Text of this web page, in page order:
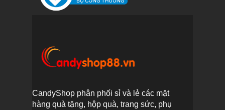
CandyShop phân phối sỉ và lẻ các mặt
hàng quà tặng, hộp quà, trang sức, phụ